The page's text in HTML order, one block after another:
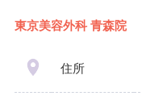
東京美容外科 青森院
住所